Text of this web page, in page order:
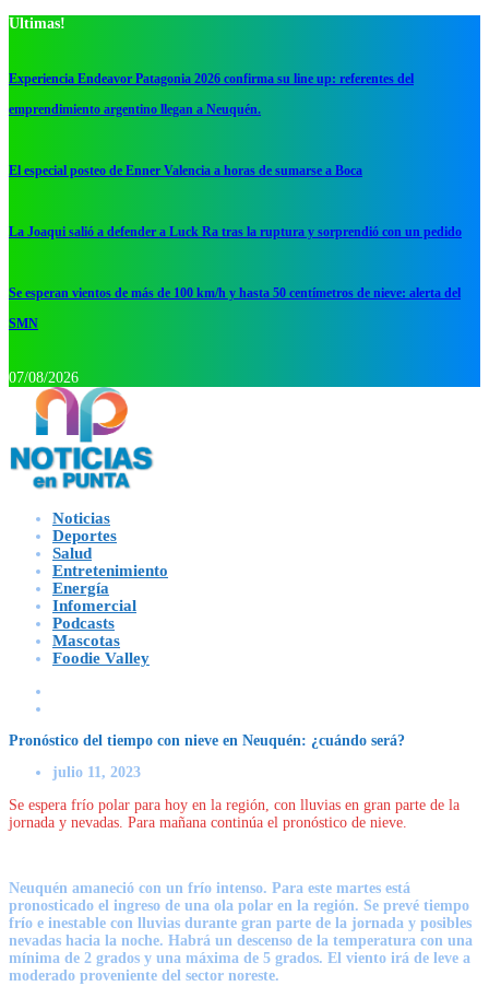
Ultimas!
Experiencia Endeavor Patagonia 2026 confirma su line up: referentes del
emprendimiento argentino llegan a Neuquén.
El especial posteo de Enner Valencia a horas de sumarse a Boca
La Joaqui salió a defender a Luck Ra tras la ruptura y sorprendió con un pedido
Se esperan vientos de más de 100 km/h y hasta 50 centímetros de nieve: alerta del
SMN
07/08/2026
Noticias
Deportes
Salud
Entretenimiento
Energía
Infomercial
Podcasts
Mascotas
Foodie Valley
Pronóstico del tiempo con nieve en Neuquén: ¿cuándo será?
julio 11, 2023
Se espera frío polar para hoy en la región, con lluvias en gran parte de la
jornada y nevadas. Para mañana continúa el pronóstico de nieve.
Neuquén amaneció con un frío intenso. Para este martes está
pronosticado el ingreso de una ola polar en la región. Se prevé tiempo
frío e inestable con lluvias durante gran parte de la jornada y posibles
nevadas hacia la noche. Habrá un descenso de la temperatura con una
mínima de 2 grados y una máxima de 5 grados. El viento irá de leve a
moderado proveniente del sector noreste.